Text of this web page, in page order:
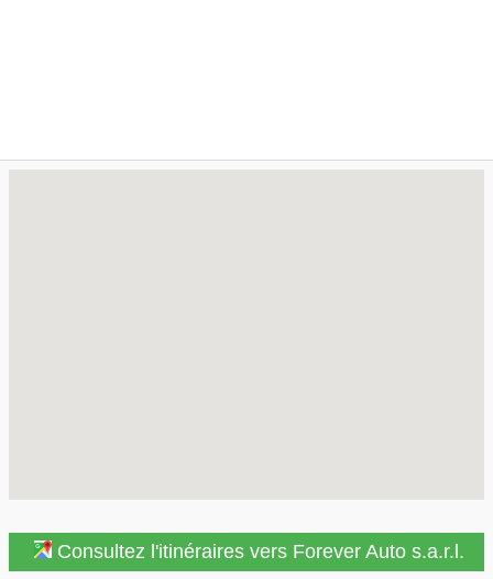
Consultez l'itinéraires vers Forever Auto s.a.r.l.